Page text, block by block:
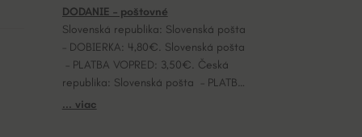
DODANIE – poštovné
Slovenská republika: Slovenská pošta
– DOBIERKA: 4,80€. Slovenská pošta
– PLATBA VOPRED: 3,50€. Česká
republika: Slovenská pošta – PLATBA
VOPRED: 7,20€.
... viac